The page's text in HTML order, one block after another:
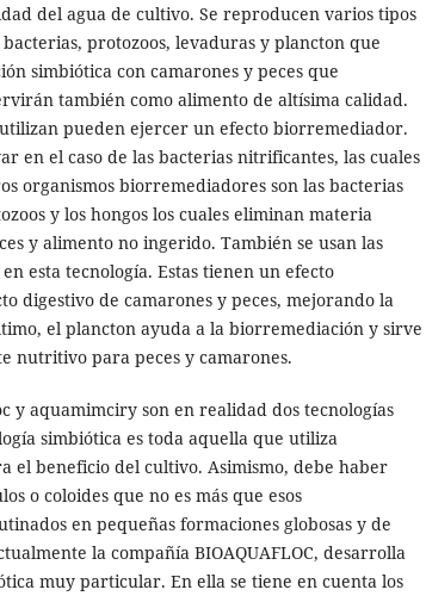
del agua de cultivo. Se reproducen varios tipos
protozoos, levaduras y plancton que
simbiótica con camarones y peces que
también como alimento de altísima calidad.
pueden ejercer un efecto biorremediador.
en el caso de las bacterias nitrificantes, las cuales
organismos biorremediadores son las bacterias
y los hongos los cuales eliminan materia
y alimento no ingerido. También se usan las
esta tecnología. Estas tienen un efecto
digestivo de camarones y peces, mejorando la
el plancton ayuda a la biorremediación y sirve
nutritivo para peces y camarones.
y aquamimciry son en realidad dos tecnologías
simbiótica es toda aquella que utiliza
el beneficio del cultivo. Asimismo, debe haber
o coloides que no es más que esos
en pequeñas formaciones globosas y de
la compañía BIOAQUAFLOC, desarrolla
muy particular. En ella se tiene en cuenta los